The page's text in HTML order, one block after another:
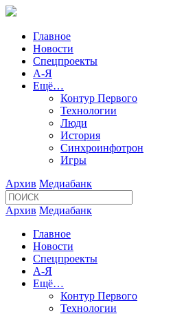
Главное
Новости
Спецпроекты
А-Я
Ещё…
Контур Первого
Технологии
Люди
История
Синхроинфотрон
Игры
Архив Медиабанк
Архив Медиабанк
Главное
Новости
Спецпроекты
А-Я
Ещё…
Контур Первого
Технологии